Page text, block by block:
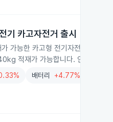
기 카고자전거 출시
가능한 카고형 전기자전거 '알
적재가 가능합니다. 안전성도
배터리 +4.77%